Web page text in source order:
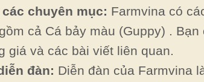
chuyên mục: Farmvina có
cả Cá bảy màu (Guppy) .
giá và các bài viết liên quan.
đàn: Diễn đàn của Farmvina